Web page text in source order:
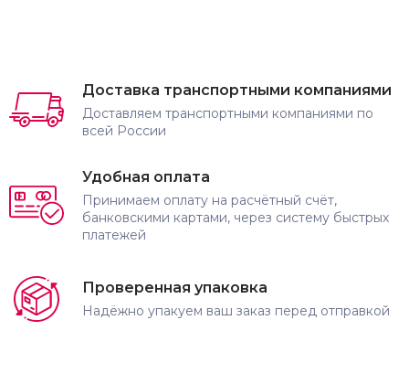
Доставка транспортными компаниями
Доставляем транспортными компаниями по
всей России
Удобная оплата
Принимаем оплату на расчётный счёт,
банковскими картами, через систему быстрых
платежей
Проверенная упаковка
Надёжно упакуем ваш заказ перед отправкой